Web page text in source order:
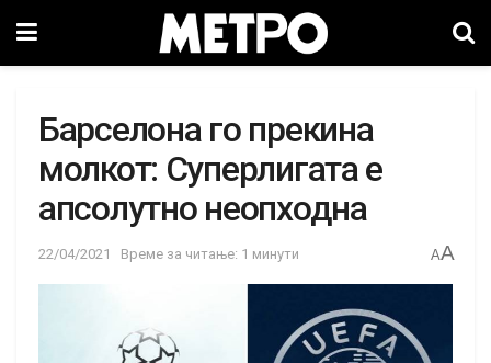
Барселона го прекина
молкот: Суперлигата е
апсолутно неопходна
22/04/2021 Време за читање: 1 минути AA